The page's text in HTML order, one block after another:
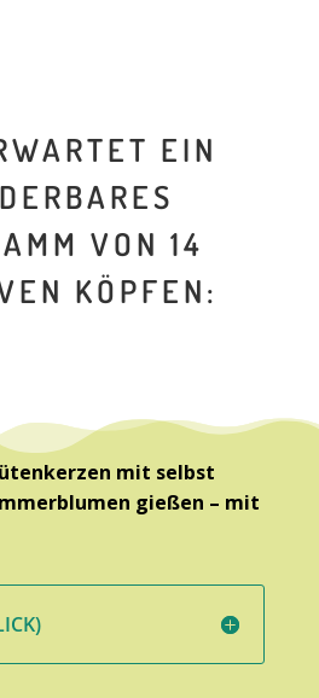
EIN
VON 14
KÖPFEN:
mit selbst
gießen – mit